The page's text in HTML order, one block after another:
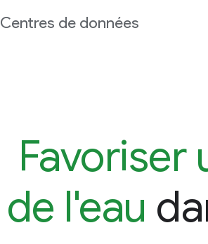
Centres de données
Favoriser
de l'eau